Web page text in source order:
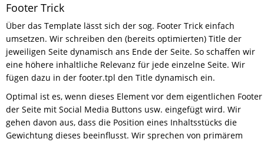
Footer Trick
Über das Template lässt sich der sog. Footer Trick einfach
umsetzen. Wir schreiben den (bereits optimierten) Title der
jeweiligen Seite dynamisch ans Ende der Seite. So schaffen wir
eine höhere inhaltliche Relevanz für jede einzelne Seite. Wir
fügen dazu in der footer.tpl den Title dynamisch ein.
Optimal ist es, wenn dieses Element vor dem eigentlichen Footer
der Seite mit Social Media Buttons usw. eingefügt wird. Wir
gehen davon aus, dass die Position eines Inhaltsstücks die
Gewichtung dieses beeinflusst. Wir sprechen von primärem